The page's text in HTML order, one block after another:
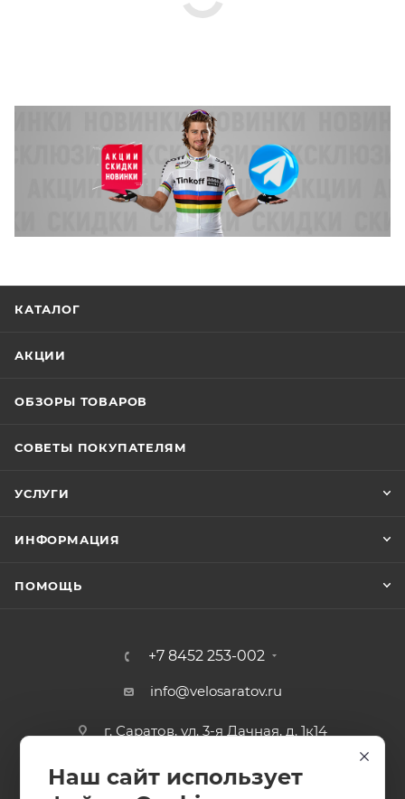
это надёжный спутник для тех, кто ценит
Поликарбонат, Вспененный полистирол
Особенности
Конструкция In Mold, 20 вентиляционных отверстий,
Размеры (выпускаемые)
КАТАЛОГ
АКЦИИ
ОБЗОРЫ ТОВАРОВ
СОВЕТЫ ПОКУПАТЕЛЯМ
УСЛУГИ
ИНФОРМАЦИЯ
ПОМОЩЬ
+7 8452 253-002
info@velosaratov.ru
г. Саратов, ул. 3-я Дачная, д. 1к14
Наш сайт использует